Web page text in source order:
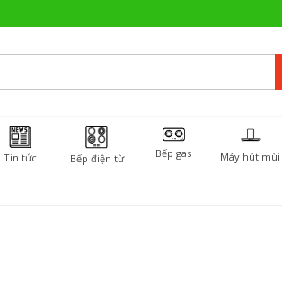
Tin tức Bếp điện từ Bếp gas Máy hút mùi